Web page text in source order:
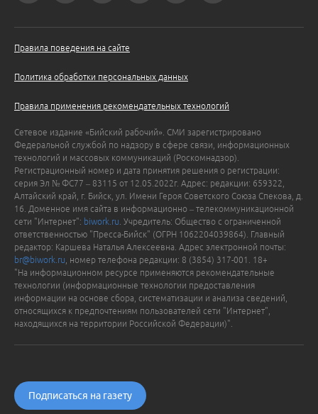
Правила поведения на сайте
Политика обработки персональных данных
Правила применения рекомендательных технологий
Сетевое издание «Бийский рабочий». СМИ зарегистрировано
Федеральной службой по надзору в сфере связи, информационных
технологий и массовых коммуникаций (Роскомнадзор).
Регистрационный номер и дата принятия решения о регистрации:
серия Эл № ФС77 – 83115 от 12.05.2022г. Адрес: редакции: 659322,
Алтайский край, г. Бийск, ул. Имени Героя Советского Союза Спекова, д.
16. Доменное имя сайта в информационно – телекоммуникационной
сети "Интернет": biwork.ru . Учредитель: Общество с ограниченной
ответственностью "Пресса-Бийск" (ОГРН 1062204039864). Главный
редактор: Каршева Наталья Алексеевна. Адрес электронной почты:
br@biwork.ru , номер телефона редакции: 8 (3854) 317-001. 18+
"На информационном ресурсе применяются рекомендательные
технологии (информационные технологии предоставления
информации на основе сбора, систематизации и анализа сведений,
относящихся к предпочтениям пользователей сети "Интернет",
находящихся на территории Российской Федерации)".
Подписаться на газету